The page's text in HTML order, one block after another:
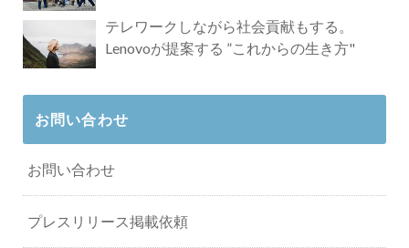
テレワークしながら社会貢献もする。
Lenovoが提案する ”これからの生き方"
お問い合わせ
お問い合わせ
プレスリリース掲載依頼